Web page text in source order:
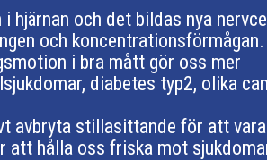
hjärnan och det bildas nya
och koncentrationsförmågan.
i bra mått gör oss mer
diabetes typ2, olika
avbryta stillasittande för att
att hålla oss friska mot